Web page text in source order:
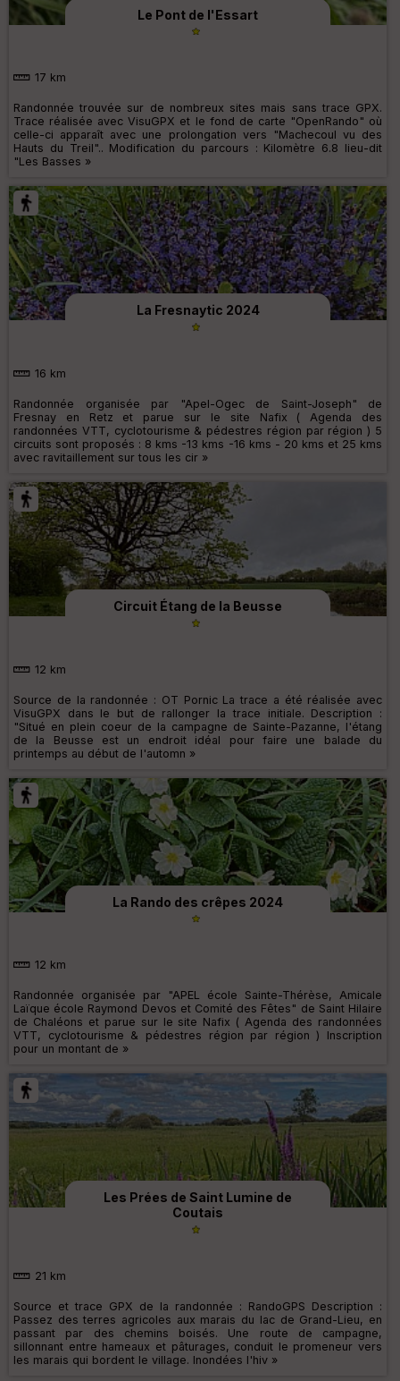
Le Pont de l'Essart
17 km
Randonnée trouvée sur de nombreux sites mais sans trace GPX.
Trace réalisée avec VisuGPX et le fond de carte "OpenRando" où
celle-ci apparaît avec une prolongation vers "Machecoul vu des
Hauts du Treil".. Modification du parcours : Kilomètre 6.8 lieu-dit
"Les Basses »
La Fresnaytic 2024
16 km
Randonnée organisée par "Apel-Ogec de Saint-Joseph" de
Fresnay en Retz et parue sur le site Nafix ( Agenda des
randonnées VTT, cyclotourisme & pédestres région par région ) 5
circuits sont proposés : 8 kms -13 kms -16 kms - 20 kms et 25 kms
avec ravitaillement sur tous les cir »
Circuit Étang de la Beusse
12 km
Source de la randonnée : OT Pornic La trace a été réalisée avec
VisuGPX dans le but de rallonger la trace initiale. Description :
"Situé en plein coeur de la campagne de Sainte-Pazanne, l'étang
de la Beusse est un endroit idéal pour faire une balade du
printemps au début de l'automn »
La Rando des crêpes 2024
12 km
Randonnée organisée par "APEL école Sainte-Thérèse, Amicale
Laïque école Raymond Devos et Comité des Fêtes" de Saint Hilaire
de Chaléons et parue sur le site Nafix ( Agenda des randonnées
VTT, cyclotourisme & pédestres région par région ) Inscription
pour un montant de »
Les Prées de Saint Lumine de
Coutais
21 km
Source et trace GPX de la randonnée : RandoGPS Description :
Passez des terres agricoles aux marais du lac de Grand-Lieu, en
passant par des chemins boisés. Une route de campagne,
sillonnant entre hameaux et pâturages, conduit le promeneur vers
les marais qui bordent le village. Inondées l'hiv »